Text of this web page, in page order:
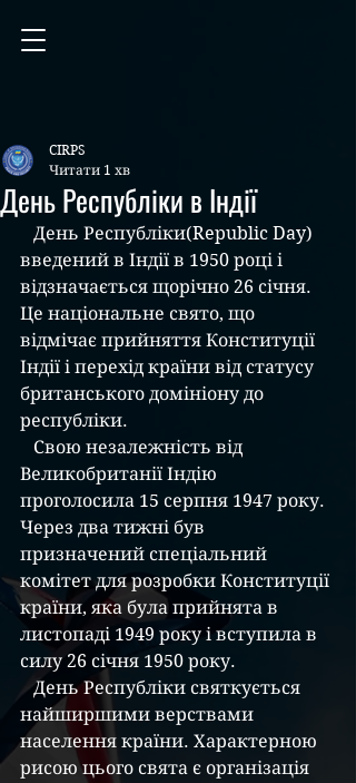
День Республіки в Індії
CIRPS
Читати 1 хв
введений в Індії в 1950 році і
відзначається щорічно 26 січня.
Це національне свято, що
відмічає прийняття Конституції
Індії і перехід країни від статусу
британського домініону до
республіки.
Великобританії Індію
проголосила 15 серпня 1947 року.
Через два тижні був
призначений спеціальний
комітет для розробки Конституції
країни, яка була прийнята в
листопаді 1949 року і вступила в
силу 26 січня 1950 року.
   День Республіки святкується
найширшими верствами
населення країни. Характерною
рисою цього свята є організація